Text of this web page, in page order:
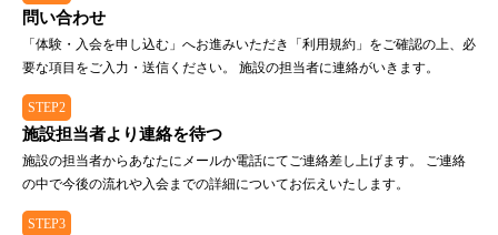
問い合わせ
「体験・入会を申し込む」へお進みいただき「利用規約」をご確認の上、必
要な項目をご入力・送信ください。 施設の担当者に連絡がいきます。
STEP2
施設担当者より連絡を待つ
施設の担当者からあなたにメールか電話にてご連絡差し上げます。 ご連絡
の中で今後の流れや入会までの詳細についてお伝えいたします。
STEP3